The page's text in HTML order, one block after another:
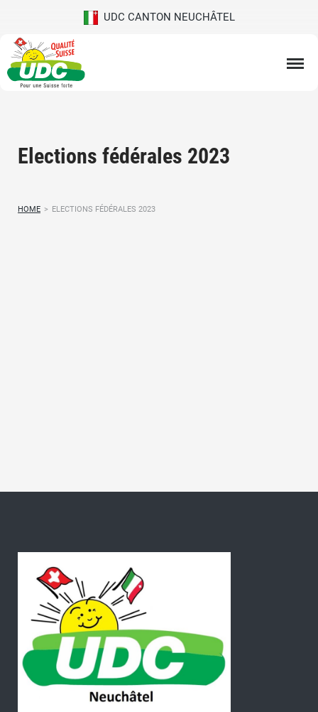
UDC CANTON NEUCHÂTEL
Elections fédérales 2023
HOME > ELECTIONS FÉDÉRALES 2023